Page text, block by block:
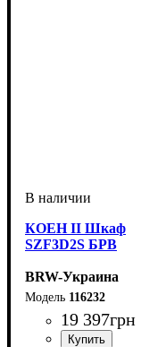
КОЕН II Шкаф
SZF3D2S БРВ
BRW-Украина
116232
19 397грн